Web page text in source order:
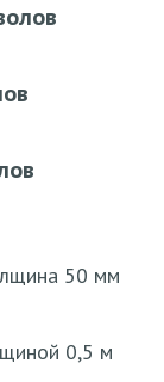
50 мм
0,5 м